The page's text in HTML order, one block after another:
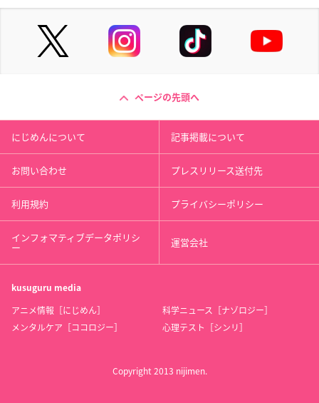
ページの先頭へ
にじめんについて 記事掲載について
お問い合わせ プレスリリース送付先
利用規約 プライバシーポリシー
インフォマティブデータポリシ
ー 運営会社
kusuguru media
アニメ情報［にじめん］
科学ニュース［ナゾロジー］
メンタルケア［ココロジー］
心理テスト［シンリ］
Copyright 2013 nijimen.